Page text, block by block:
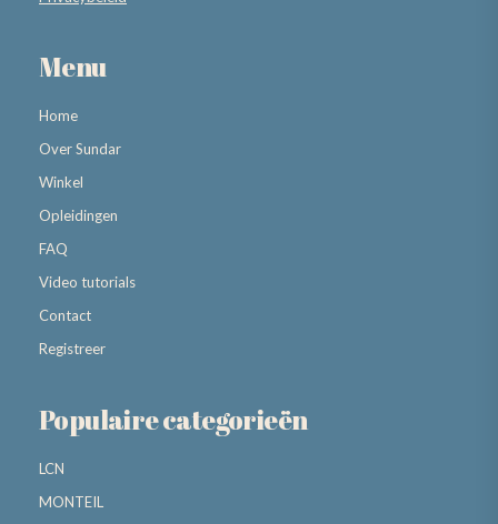
Menu
Home
Over Sundar
Winkel
Opleidingen
FAQ
Video tutorials
Contact
Registreer
Populaire categorieën
LCN
MONTEIL